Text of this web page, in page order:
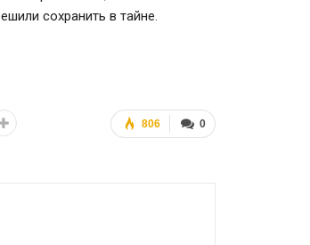
сохранить в тайне.
0
806